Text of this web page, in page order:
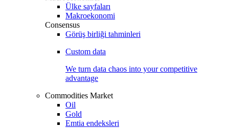
Ülke sayfaları
Makroekonomi
Consensus
Görüş birliği tahminleri
Custom data
We turn data chaos into your competitive
advantage
Commodities Market
Oil
Gold
Emtia endeksleri